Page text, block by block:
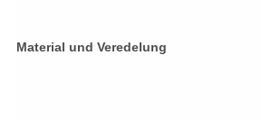
Material und Veredelung